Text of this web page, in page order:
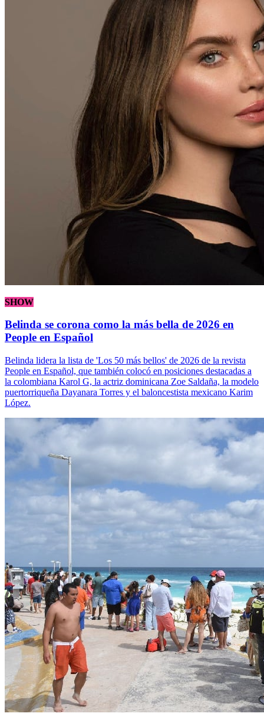
SHOW
Belinda se corona como la más bella de 2026 en
People en Español
Belinda lidera la lista de 'Los 50 más bellos' de 2026 de la revista
People en Español, que también colocó en posiciones destacadas a
la colombiana Karol G, la actriz dominicana Zoe Saldaña, la modelo
puertorriqueña Dayanara Torres y el baloncestista mexicano Karim
López.